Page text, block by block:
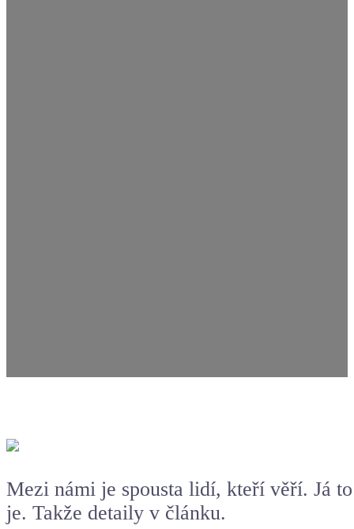
Mezi námi je spousta lidí, kteří věří. Já
je. Takže detaily v článku.